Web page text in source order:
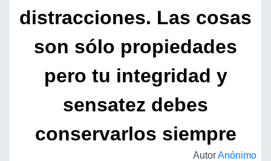
distracciones. Las cosas
son sólo propiedades
pero tu integridad y
sensatez debes
conservarlos siempre
AutorAnónimo